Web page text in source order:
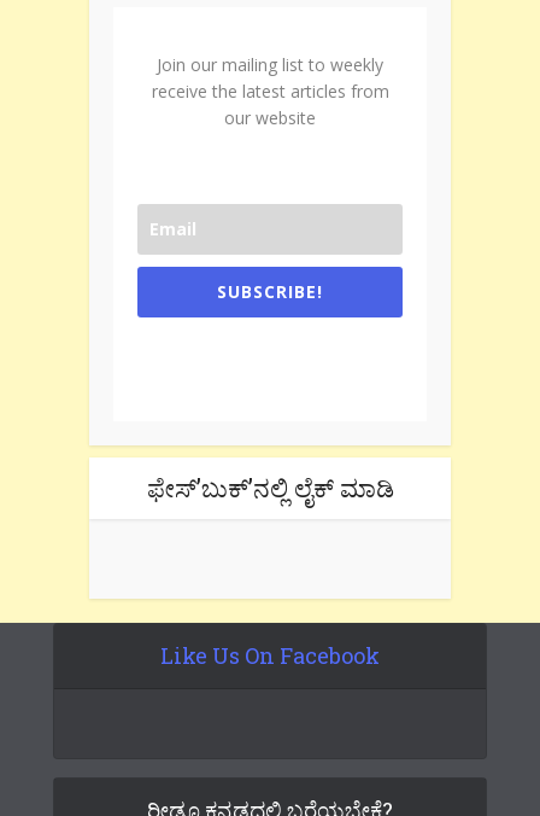
Join our mailing list to weekly
receive the latest articles from
our website
SUBSCRIBE!
ಫೇಸ್’ಬುಕ್’ನಲ್ಲಿ ಲೈಕ್ ಮಾಡಿ
Like Us On Facebook
ರೀಡೂ ಕನ್ನಡದಲ್ಲಿ ಬರೆಯಬೇಕೆ?